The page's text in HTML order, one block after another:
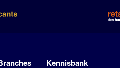
Kennisbank